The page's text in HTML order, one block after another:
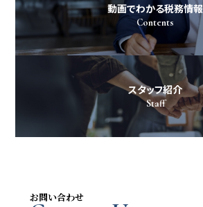
動画でわかる税務情報
Contents
スタッフ紹介
Staff
お問い合わせ